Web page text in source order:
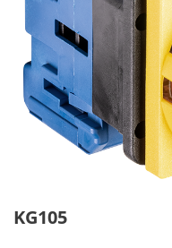
KG105